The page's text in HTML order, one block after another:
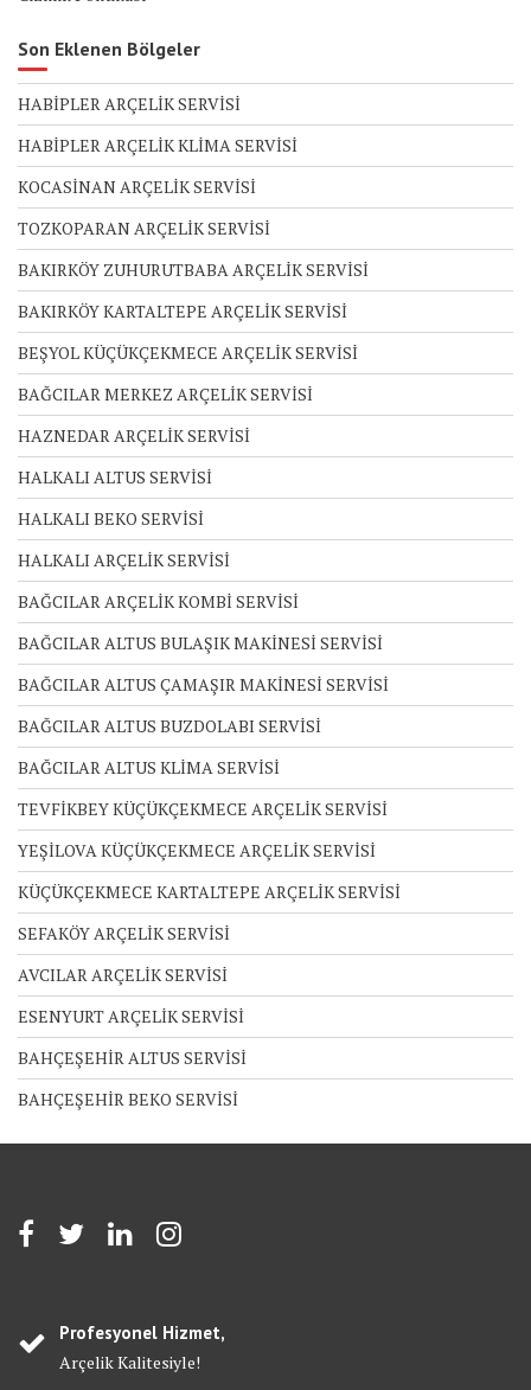
Son Eklenen Bölgeler
HABİPLER ARÇELİK SERVİSİ
HABİPLER ARÇELİK KLİMA SERVİSİ
KOCASİNAN ARÇELİK SERVİSİ
TOZKOPARAN ARÇELİK SERVİSİ
BAKIRKÖY ZUHURUTBABA ARÇELİK SERVİSİ
BAKIRKÖY KARTALTEPE ARÇELİK SERVİSİ
BEŞYOL KÜÇÜKÇEKMECE ARÇELİK SERVİSİ
BAĞCILAR MERKEZ ARÇELİK SERVİSİ
HAZNEDAR ARÇELİK SERVİSİ
HALKALI ALTUS SERVİSİ
HALKALI BEKO SERVİSİ
HALKALI ARÇELİK SERVİSİ
BAĞCILAR ARÇELİK KOMBİ SERVİSİ
BAĞCILAR ALTUS BULAŞIK MAKİNESİ SERVİSİ
BAĞCILAR ALTUS ÇAMAŞIR MAKİNESİ SERVİSİ
BAĞCILAR ALTUS BUZDOLABI SERVİSİ
BAĞCILAR ALTUS KLİMA SERVİSİ
TEVFİKBEY KÜÇÜKÇEKMECE ARÇELİK SERVİSİ
YEŞİLOVA KÜÇÜKÇEKMECE ARÇELİK SERVİSİ
KÜÇÜKÇEKMECE KARTALTEPE ARÇELİK SERVİSİ
SEFAKÖY ARÇELİK SERVİSİ
AVCILAR ARÇELİK SERVİSİ
ESENYURT ARÇELİK SERVİSİ
BAHÇEŞEHİR ALTUS SERVİSİ
BAHÇEŞEHİR BEKO SERVİSİ
Profesyonel Hizmet,
Arçelik Kalitesiyle!